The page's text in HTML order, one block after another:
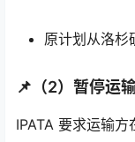
原计划从洛
📌（2）暂停运
IPATA 要求运输方